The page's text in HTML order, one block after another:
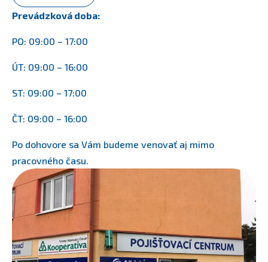
Prevádzková doba:
PO: 09:00 – 17:00
ÚT: 09:00 – 16:00
ST: 09:00 – 17:00
ČT: 09:00 – 16:00
Po dohovore sa Vám budeme venovať aj mimo
pracovného času.